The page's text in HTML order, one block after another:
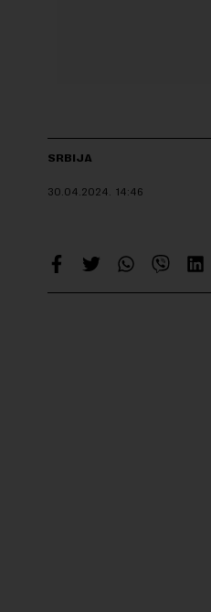
SRBIJA
30.04.2024. 14:46